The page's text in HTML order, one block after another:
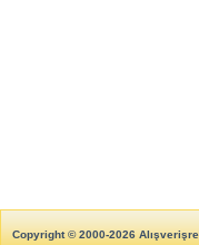
Copyright © 2000-2026